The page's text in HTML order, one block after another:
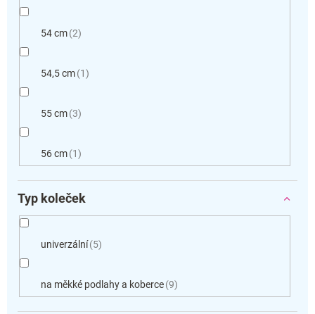
54 cm 2
54,5 cm 1
55 cm 3
56 cm 1
Typ koleček
univerzální 5
na měkké podlahy a koberce 9